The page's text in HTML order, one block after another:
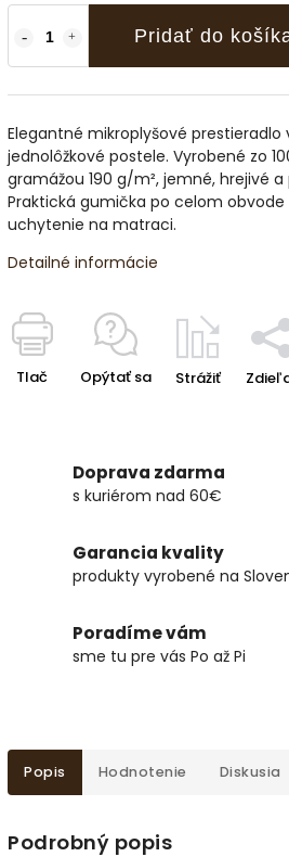
Pridať do
Elegantné mikroplyšové prestieradlo
jednolôžkové postele. Vyrobené zo
gramážou 190 g/m², jemné, hrejivé
Praktická gumička po celom
uchytenie na matraci.
Detailné informácie
Tlač Opýtať sa Strážiť
Doprava zdarma
s kuriérom nad 60€
Garancia kvality
produkty vyrobené na
Poradíme vám
sme tu pre vás Po až Pi
Popis Hodnotenie Diskusia
Podrobný popis